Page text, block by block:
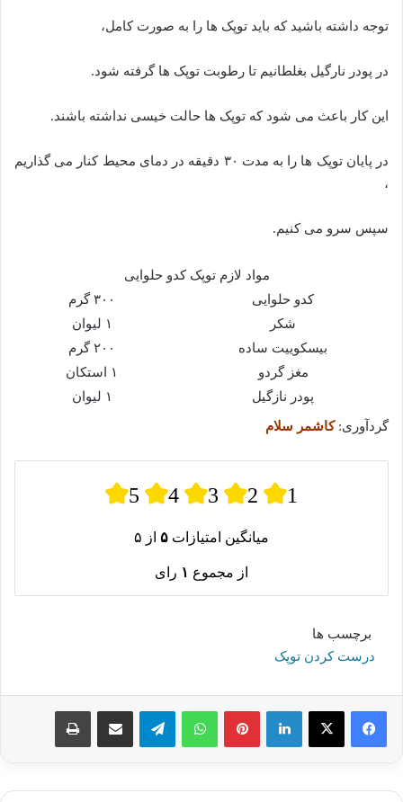
توجه داشته باشید که باید توپک ها را به صورت کامل،
در پودر نارگیل بغلطانیم تا رطوبت توپک ها گرفته شود.
این کار باعث می شود که توپک ها حالت خیسی نداشته باشند.
در پایان توپک ها را به مدت ۳۰ دقیقه در دمای محیط کنار می گذاریم
،
سپس سرو می کنیم.
مواد لازم توپک کدو حلوایی
کدو حلوایی
۳۰۰ گرم
شکر
۱ لیوان
بیسکوییت ساده
۲۰۰ گرم
مغز گردو
۱ استکان
پودر نازگیل
۱ لیوان
گردآوری:کاشمر سلام
5 4 3 2 1
میانگین امتیازات ۵ از ۵
از مجموع ۱ رای
برچسب ها
درست کردن توپک
لینکدین پینترستواتس آپ تلگرام اشتراک گذاری از طریق ایمیل چاپ